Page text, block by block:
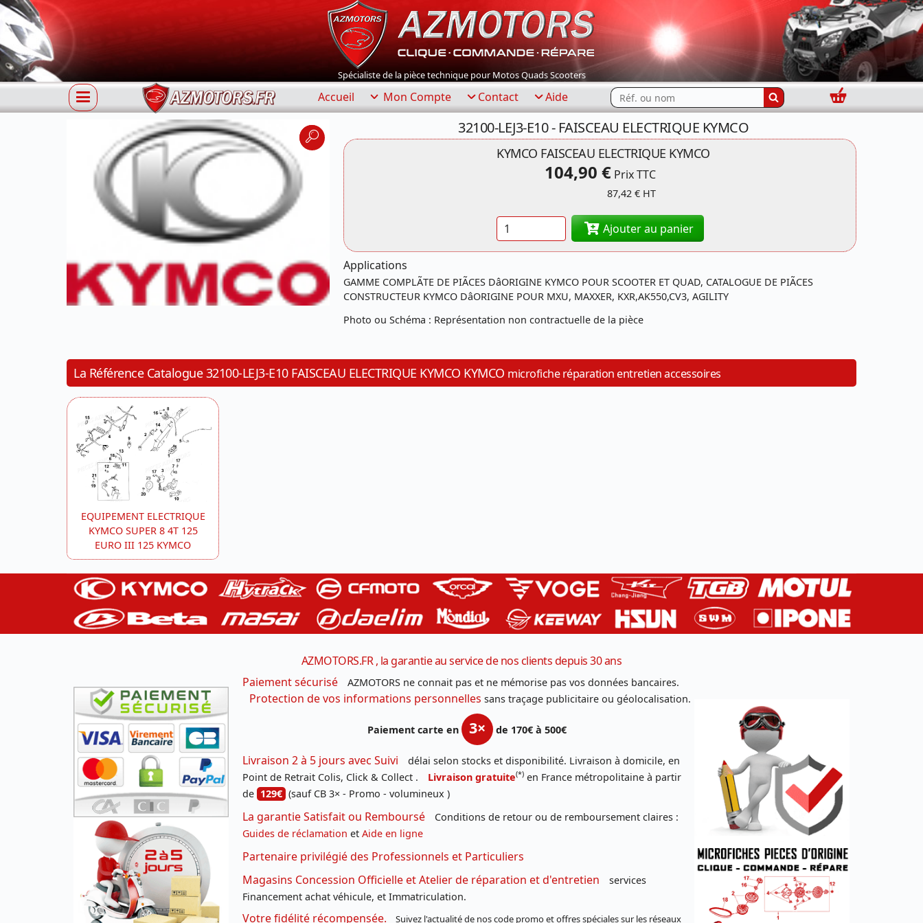
Spécialiste de la pièce technique pour Motos Quads Scooters
Accueil Mon Compte Contact Aide Rechercher... Panier
Référence 32100-LEJ3-E10 KYMCO
32100-LEJ3-E10 - FAISCEAU ELECTRIQUE KYMCO
KYMCO FAISCEAU ELECTRIQUE KYMCO
104,90 € Prix TTC
87,42 € HT
Quantité Ajouter au panier
Applications
GAMME COMPLÃTE DE PIÃCES DâORIGINE KYMCO POUR SCOOTER ET QUAD, CATALOGUE DE PIÃCES
CONSTRUCTEUR KYMCO DâORIGINE POUR MXU, MAXXER, KXR,AK550,CV3, AGILITY
Photo ou Schéma : Représentation non contractuelle de la pièce
La Référence Catalogue 32100-LEJ3-E10 FAISCEAU ELECTRIQUE KYMCO KYMCO microfiche réparation entretien accessoires
EQUIPEMENT ELECTRIQUE
KYMCO SUPER 8 4T 125
EURO III 125 KYMCO
AZMOTORS.FR , la garantie au service de nos clients depuis 30 ans
Paiement sécurisé
AZMOTORS ne connait pas et ne mémorise pas vos données bancaires.
Protection de vos informations personnelles sans traçage publicitaire ou géolocalisation.
Paiement carte en 3× de 170€ à 500€
Livraison 2 à 5 jours avec Suivi
délai selon stocks et disponibilité. Livraison à domicile, en
Point de Retrait Colis, Click & Collect .
Livraison gratuite(*) en France métropolitaine à partir
de 129€ (sauf CB 3× - Promo - volumineux )
La garantie Satisfait ou Remboursé
Conditions de retour ou de remboursement claires :
Guides de réclamation et Aide en ligne
Partenaire privilégié des Professionnels et Particuliers
Magasins Concession Officielle et Atelier de réparation et d'entretien
services
Financement achat véhicule, et Immatriculation.
Votre fidélité récompensée. Suivez l'actualité de nos code promo et offres spéciales sur les réseaux